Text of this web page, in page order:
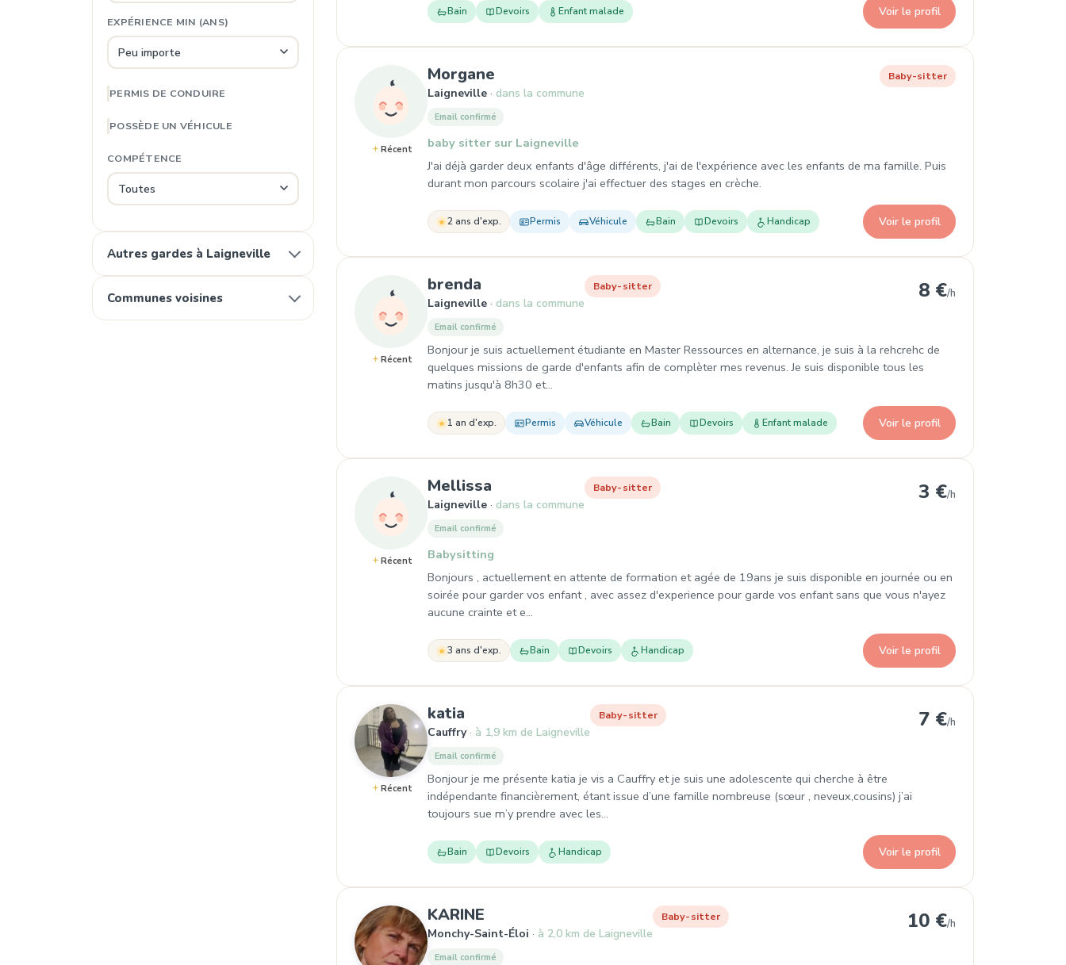
EXPÉRIENCE MIN (ANS)
PERMIS DE CONDUIRE
POSSÈDE UN VÉHICULE
COMPÉTENCE
Autres gardes à Laigneville
Communes voisines
Bain Devoirs Enfant malade Voir le profil
Récent
Morgane
Laigneville dans la commune
Baby-sitter
Email confirmé
baby sitter sur Laigneville
J'ai déjà garder deux enfants d'âge différents, j'ai de l'expérience avec les enfants de ma famille. Puis
durant mon parcours scolaire j'ai effectuer des stages en crèche.
2 ans d'exp. Permis Véhicule Bain Devoirs Handicap Voir le profil
Récent
brenda , Baby-sitter à Laigneville
Laigneville dans la commune
Baby-sitter 8 €/h
Email confirmé
Bonjour je suis actuellement étudiante en Master Ressources en alternance, je suis à la rehcrehc de
quelques missions de garde d'enfants afin de complèter mes revenus. Je suis disponible tous les
matins jusqu'à 8h30 et…
1 an d'exp. Permis Véhicule Bain Devoirs Enfant malade Voir le profil
Récent
Mellissa , Baby-sitter à Laigneville
Laigneville dans la commune
Baby-sitter 3 €/h
Email confirmé
Babysitting
Bonjours , actuellement en attente de formation et agée de 19ans je suis disponible en journée ou en
soirée pour garder vos enfant , avec assez d'experience pour garde vos enfant sans que vous n'ayez
aucune crainte et e…
3 ans d'exp. Bain Devoirs Handicap Voir le profil
Récent
katia , Baby-sitter à Cauffry
Cauffry à 1,9 km de Laigneville
Baby-sitter 7 €/h
Email confirmé
Bonjour je me présente katia je vis a Cauffry et je suis une adolescente qui cherche à être
indépendante financièrement, étant issue d’une famille nombreuse (sœur , neveux,cousins) j’ai
toujours sue m’y prendre avec les…
Bain Devoirs Handicap Voir le profil
KARINE , Baby-sitter à Monchy-Saint-Éloi
Monchy-Saint-Éloi à 2,0 km de Laigneville
Baby-sitter 10 €/h
Email confirmé